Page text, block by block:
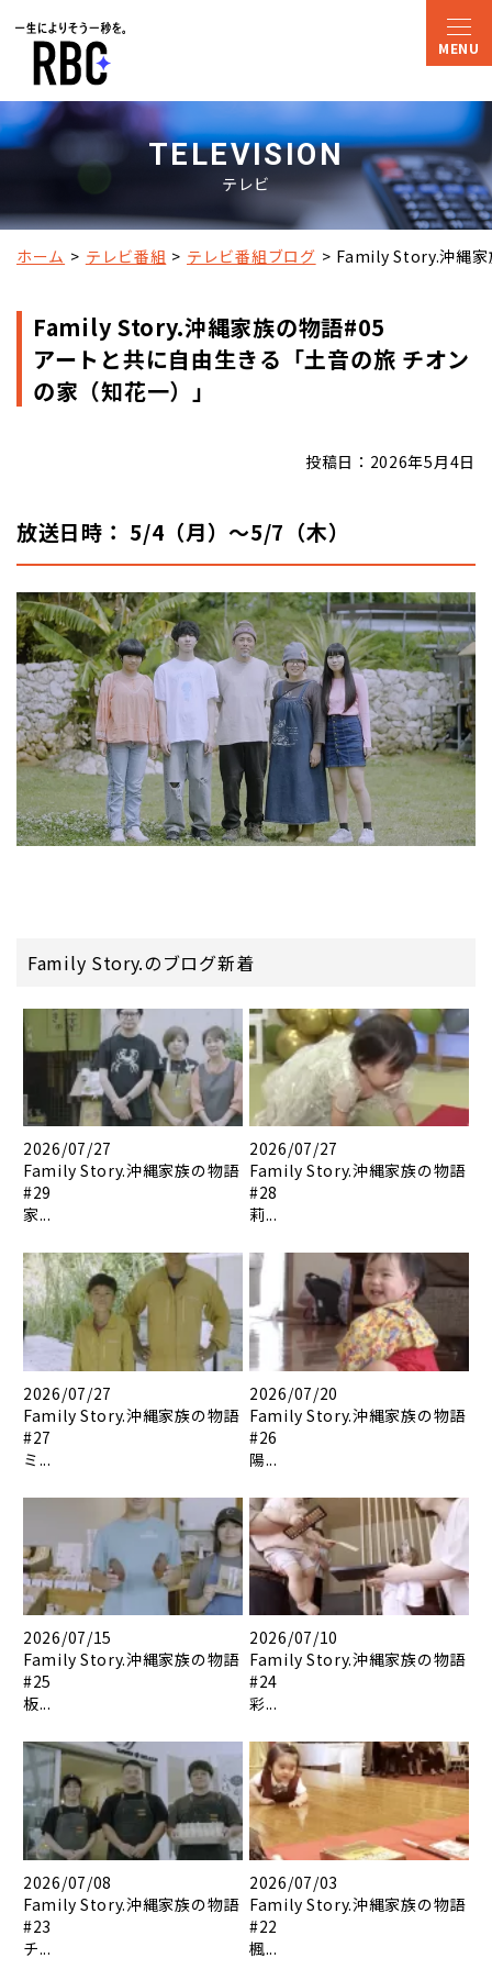
TELEVISION
テレビ
ホーム テレビ番組 テレビ番組ブログ Family Story.沖縄家
Family Story.沖縄家族の物語#05
アートと共に自由生きる「土音の旅 チオン
の家（知花一）」
投稿日：2026年5月4日
放送日時： 5/4（月）～5/7（木）
Family Story.のブログ新着
2026/07/27
Family Story.沖縄家族の物語
#29
家...
2026/07/27
Family Story.沖縄家族の物語
#28
莉...
2026/07/27
Family Story.沖縄家族の物語
#27
ミ...
2026/07/20
Family Story.沖縄家族の物語
#26
陽...
2026/07/15
Family Story.沖縄家族の物語
#25
板...
2026/07/10
Family Story.沖縄家族の物語
#24
彩...
2026/07/08
Family Story.沖縄家族の物語
#23
チ...
2026/07/03
Family Story.沖縄家族の物語
#22
楓...